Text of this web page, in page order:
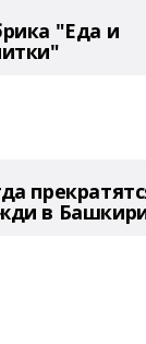
"Еда и
в